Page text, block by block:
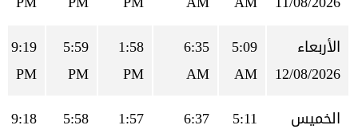
الأربعاء
12/08/2026
5:09
AM
6:35
AM
1:58
PM
5:59
PM
9:19
PM
الخميس
5:11
6:37
1:57
5:58
9:18